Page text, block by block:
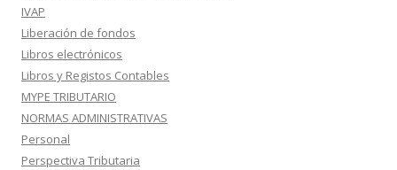
IVAP
Liberación de fondos
Libros electrónicos
Libros y Registos Contables
MYPE TRIBUTARIO
NORMAS ADMINISTRATIVAS
Personal
Perspectiva Tributaria